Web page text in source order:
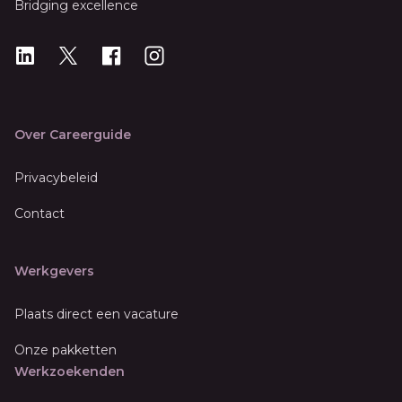
Bridging excellence
LinkedIn
X Instagram
Over Careerguide
Privacybeleid
Contact
Werkgevers
Plaats direct een vacature
Onze pakketten
Werkzoekenden